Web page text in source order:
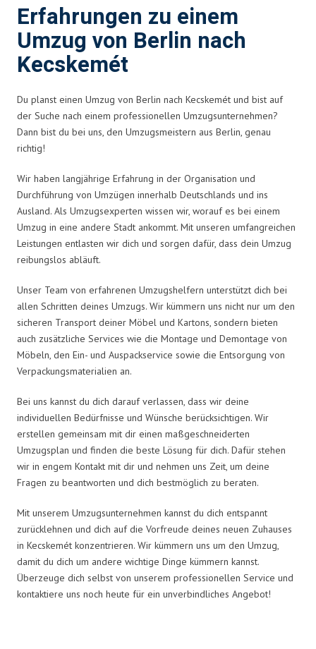
Erfahrungen zu einem
Umzug von Berlin nach
Kecskemét
Du planst einen Umzug von Berlin nach Kecskemét und bist auf
der Suche nach einem professionellen Umzugsunternehmen?
Dann bist du bei uns, den Umzugsmeistern aus Berlin, genau
richtig!
Wir haben langjährige Erfahrung in der Organisation und
Durchführung von Umzügen innerhalb Deutschlands und ins
Ausland. Als Umzugsexperten wissen wir, worauf es bei einem
Umzug in eine andere Stadt ankommt. Mit unseren umfangreichen
Leistungen entlasten wir dich und sorgen dafür, dass dein Umzug
reibungslos abläuft.
Unser Team von erfahrenen Umzugshelfern unterstützt dich bei
allen Schritten deines Umzugs. Wir kümmern uns nicht nur um den
sicheren Transport deiner Möbel und Kartons, sondern bieten
auch zusätzliche Services wie die Montage und Demontage von
Möbeln, den Ein- und Auspackservice sowie die Entsorgung von
Verpackungsmaterialien an.
Bei uns kannst du dich darauf verlassen, dass wir deine
individuellen Bedürfnisse und Wünsche berücksichtigen. Wir
erstellen gemeinsam mit dir einen maßgeschneiderten
Umzugsplan und finden die beste Lösung für dich. Dafür stehen
wir in engem Kontakt mit dir und nehmen uns Zeit, um deine
Fragen zu beantworten und dich bestmöglich zu beraten.
Mit unserem Umzugsunternehmen kannst du dich entspannt
zurücklehnen und dich auf die Vorfreude deines neuen Zuhauses
in Kecskemét konzentrieren. Wir kümmern uns um den Umzug,
damit du dich um andere wichtige Dinge kümmern kannst.
Überzeuge dich selbst von unserem professionellen Service und
kontaktiere uns noch heute für ein unverbindliches Angebot!